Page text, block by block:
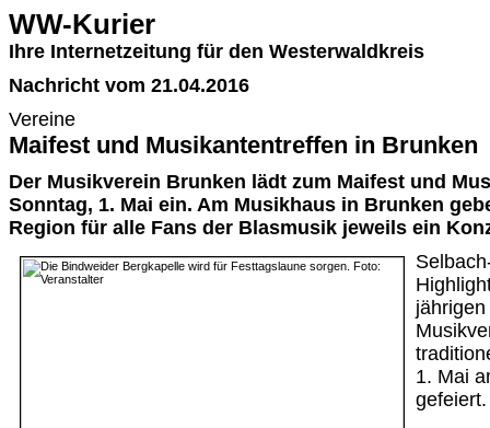
WW-Kurier
Ihre Internetzeitung für den Westerwaldkreis
Nachricht vom 21.04.2016
Vereine
Maifest und Musikantentreffen in Brunken
Der Musikverein Brunken lädt zum Maifest und
Sonntag, 1. Mai ein. Am Musikhaus in Brunken
Region für alle Fans der Blasmusik jeweils ein
1. Mai
gefeiert.